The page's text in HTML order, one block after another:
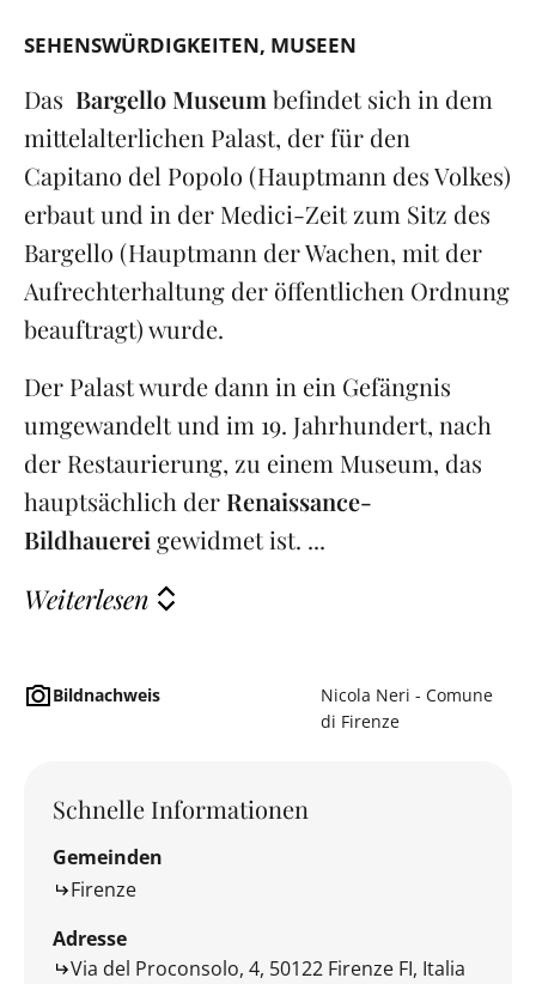
SEHENSWÜRDIGKEITEN MUSEEN
Das Bargello Museum befindet sich in dem
mittelalterlichen Palast, der für den
Capitano del Popolo (Hauptmann des Volkes)
erbaut und in der Medici-Zeit zum Sitz des
Bargello (Hauptmann der Wachen, mit der
Aufrechterhaltung der öffentlichen Ordnung
beauftragt) wurde.
Der Palast wurde dann in ein Gefängnis
umgewandelt und im 19. Jahrhundert, nach
der Restaurierung, zu einem Museum, das
hauptsächlich der Renaissance-
Bildhauerei gewidmet ist. ...
Weiterlesen
Bildnachweis
Nicola Neri - Comune
di Firenze
Schnelle Informationen
Gemeinden
Firenze
Adresse
Via del Proconsolo, 4, 50122 Firenze FI, Italia